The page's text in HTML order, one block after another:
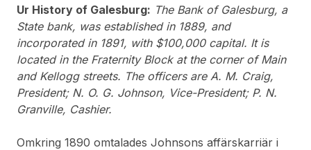
Ur History of Galesburg: The Bank of Galesburg, a
State bank, was established in 1889, and
incorporated in 1891, with $100,000 capital. It is
located in the Fraternity Block at the corner of Main
and Kellogg streets. The officers are A. M. Craig,
President; N. O. G. Johnson, Vice-President; P. N.
Granville, Cashier.
Omkring 1890 omtalades Johnsons affärskarriär i